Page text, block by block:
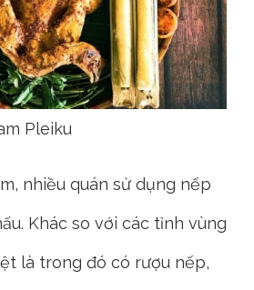
Pleiku
nhiều quán sử dụng nếp
Khác so với các tỉnh vùng
là trong đó có rượu nếp,